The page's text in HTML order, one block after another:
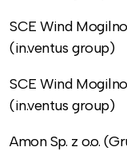
SCE Wind
(in.ventus group)
SCE Wind
(in.ventus group)
Amon Sp. z o.o.